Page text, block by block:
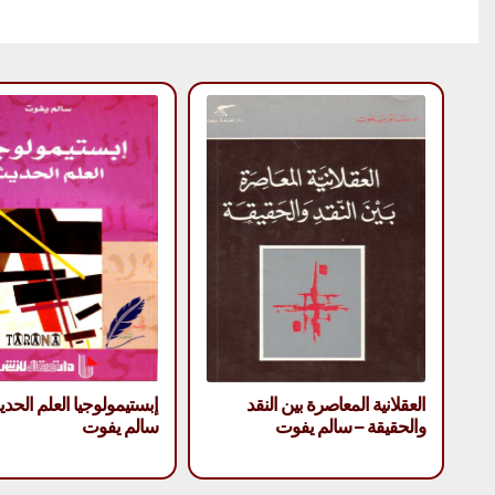
العقلانية المعاصرة بين النقد
والحقيقة – سالم يفوت
إبستيمولوجيا العلم
سالم يفوت